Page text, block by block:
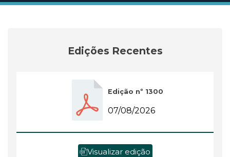
Edições Recentes
Edição nº 1300
07/08/2026
Visualizar edição